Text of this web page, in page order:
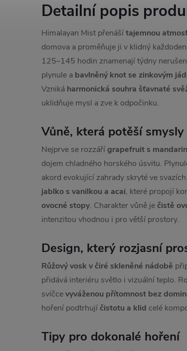
Detailní popis
Himalayan Mist přenášítajemnou
domova a proměňuje ji v klidný
125–145 hodin znamenají týdny
plynule a bavlněný knot se zinkovým
Vzniká harmonická souhra šťavnaté
uklidňuje mysl a zve k odpočinku.
Vůně, která potěší smysly
Nejprve se rozzářígrapefruit s
dojem chladného horského úsvitu.
akord evokující zahrady skryté ve
jablko s vanilkou a acai, které propojí
ovocné stopy. Charakter vůně ječistě
intenzitou vhodnou i pro větší prostory.
Design, který rozjasní
Růžový vosk v čiré skleněné nádobě
přidává interiéru světlo i vizuální teplo.
svíčcevyváženou přítomnost bez
hoření podtrhujíčistotu a klid celé
Tipy pro dokonalé hoření